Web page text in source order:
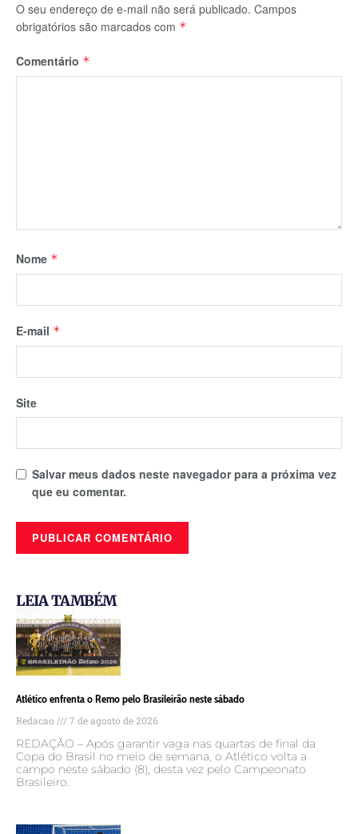
O seu endereço de e-mail não será publicado. Campos
obrigatórios são marcados com *
Comentário *
Nome *
E-mail *
Site
Salvar meus dados neste navegador para a próxima vez
que eu comentar.
LEIA TAMBÉM
Atlético enfrenta o Remo pelo Brasileirão neste sábado
Redacao 7 de agosto de 2026
REDAÇÃO – Após garantir vaga nas quartas de final da
Copa do Brasil no meio de semana, o Atlético volta a
campo neste sábado (8), desta vez pelo Campeonato
Brasileiro.